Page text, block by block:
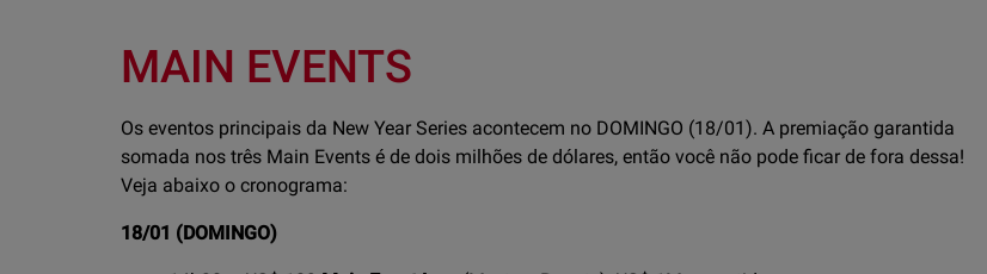
MAIN EVENTS
Os eventos principais da New Year Series acontecem no DOMINGO (18/01). A premiação garantida
somada nos três Main Events é de dois milhões de dólares, então você não pode ficar de fora dessa!
Veja abaixo o cronograma:
18/01 (DOMINGO)